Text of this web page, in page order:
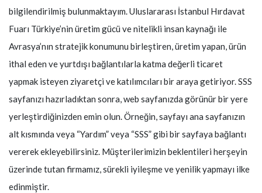
bilgilendirilmiş bulunmaktayım. Uluslararası İstanbul Hırdavat
Fuarı Türkiye’nin üretim gücü ve nitelikli insan kaynağı ile
Avrasya’nın stratejik konumunu birleştiren, üretim yapan, ürün
ithal eden ve yurtdışı bağlantılarla katma değerli ticaret
yapmak isteyen ziyaretçi ve katılımcıları bir araya getiriyor. SSS
sayfanızı hazırladıktan sonra, web sayfanızda görünür bir yere
yerleştirdiğinizden emin olun. Örneğin, sayfayı ana sayfanızın
alt kısmında veya “Yardım” veya “SSS” gibi bir sayfaya bağlantı
vererek ekleyebilirsiniz. Müşterilerimizin beklentileri herşeyin
üzerinde tutan firmamız, sürekli iyileşme ve yenilik yapmayı ilke
edinmiştir.